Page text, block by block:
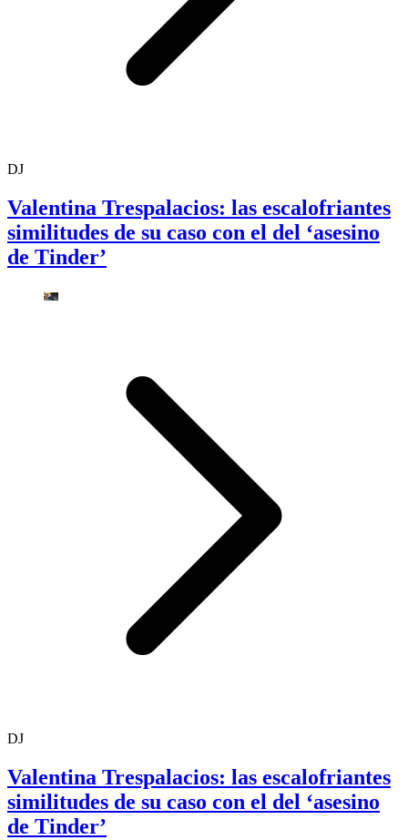
DJ
Valentina Trespalacios: las escalofriantes
similitudes de su caso con el del ‘asesino
de Tinder’
DJ
Valentina Trespalacios: las escalofriantes
similitudes de su caso con el del ‘asesino
de Tinder’